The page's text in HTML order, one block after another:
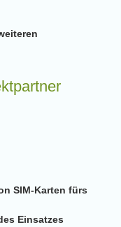
SIM-Karten fürs
Einsatzes